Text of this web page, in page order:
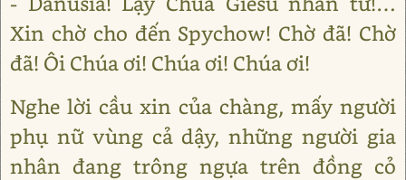
Xin chờ cho đến Spychow! Chờ đã! Chờ
đã! Ôi Chúa ơi! Chúa ơi! Chúa ơi!
Nghe lời cầu xin của chàng, mấy người
phụ nữ vùng cả dậy, những người gia
nhân đang trông ngựa trên đồng cỏ